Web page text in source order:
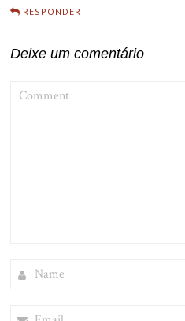
RESPONDER
Deixe um comentário